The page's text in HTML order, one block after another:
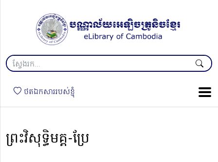
ថតឯកសាររបស់ខ្ញុំ
ព្រះវិសុទ្ធិមគ្គ-ប្រែ